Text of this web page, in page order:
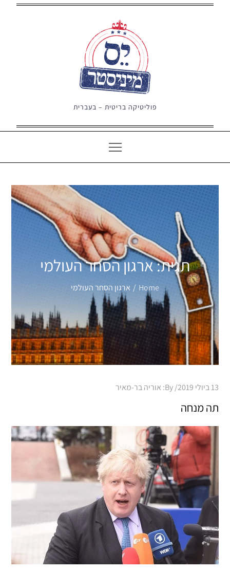
פוליטיקה בריטית – בעברית
תגית:ארגון הסחר העולמי
Home ארגון הסחר העולמי
Posted
13 ביולי 2019 By: אוריה בר-מאיר
תה מנחה